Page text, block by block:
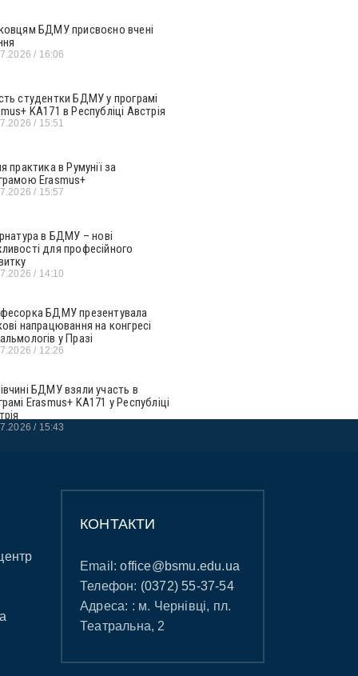
БДМУ присвоєно вчені
16:06
студентки БДМУ у програмі
KA171 в Республіці Австрія
15:51
практика в Румунії за
Erasmus+
15:57
в БДМУ – нові
для професійного
14:10
БДМУ презентувала
напрацювання на конгресі
у Празі
12:26
БДМУ взяли участь в
Erasmus+ KA171 у Республіці
15:43
КОНТАКТИ
Email:office@bsmu.edu.ua
Телефон: (0372) 55-37-54
Адреса: : м. Чернівці, пл.
Театральна, 2